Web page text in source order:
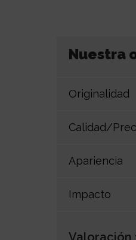
Nuestra
Originalidad
Calidad/
Apariencia
Impacto
Valoración